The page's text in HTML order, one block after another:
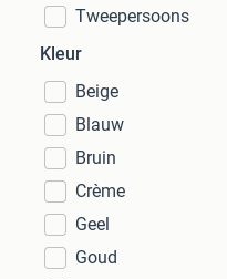
Tweepersoons
Kleur
Beige
Blauw
Bruin
Crème
Geel
Goud